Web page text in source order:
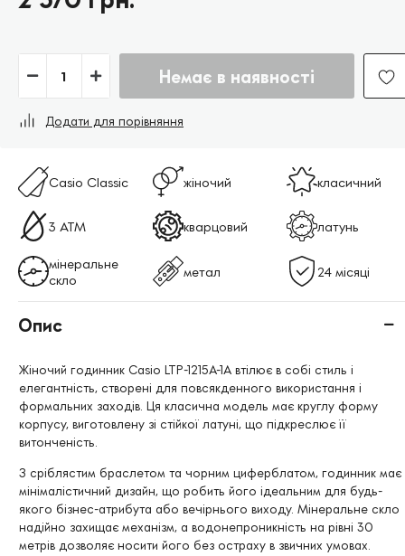
Немає в наявності
Додати для порівняння
Casio Classic жіночий класичний
3 АТМ кварцовий латунь
мінеральне
скло
метал 24 місяці
Опис
Жіночий годинник Casio LTP-1215A-1A втілює в собі стиль і
елегантність, створені для повсякденного використання і
формальних заходів. Ця класична модель має круглу форму
корпусу, виготовлену зі стійкої латуні, що підкреслює її
витонченість.
З сріблястим браслетом та чорним циферблатом, годинник має
мінімалістичний дизайн, що робить його ідеальним для будь-
якого бізнес-атрибута або вечірнього виходу. Мінеральне скло
надійно захищає механізм, а водонепроникність на рівні 30
метрів дозволяє носити його без остраху в звичних умовах.